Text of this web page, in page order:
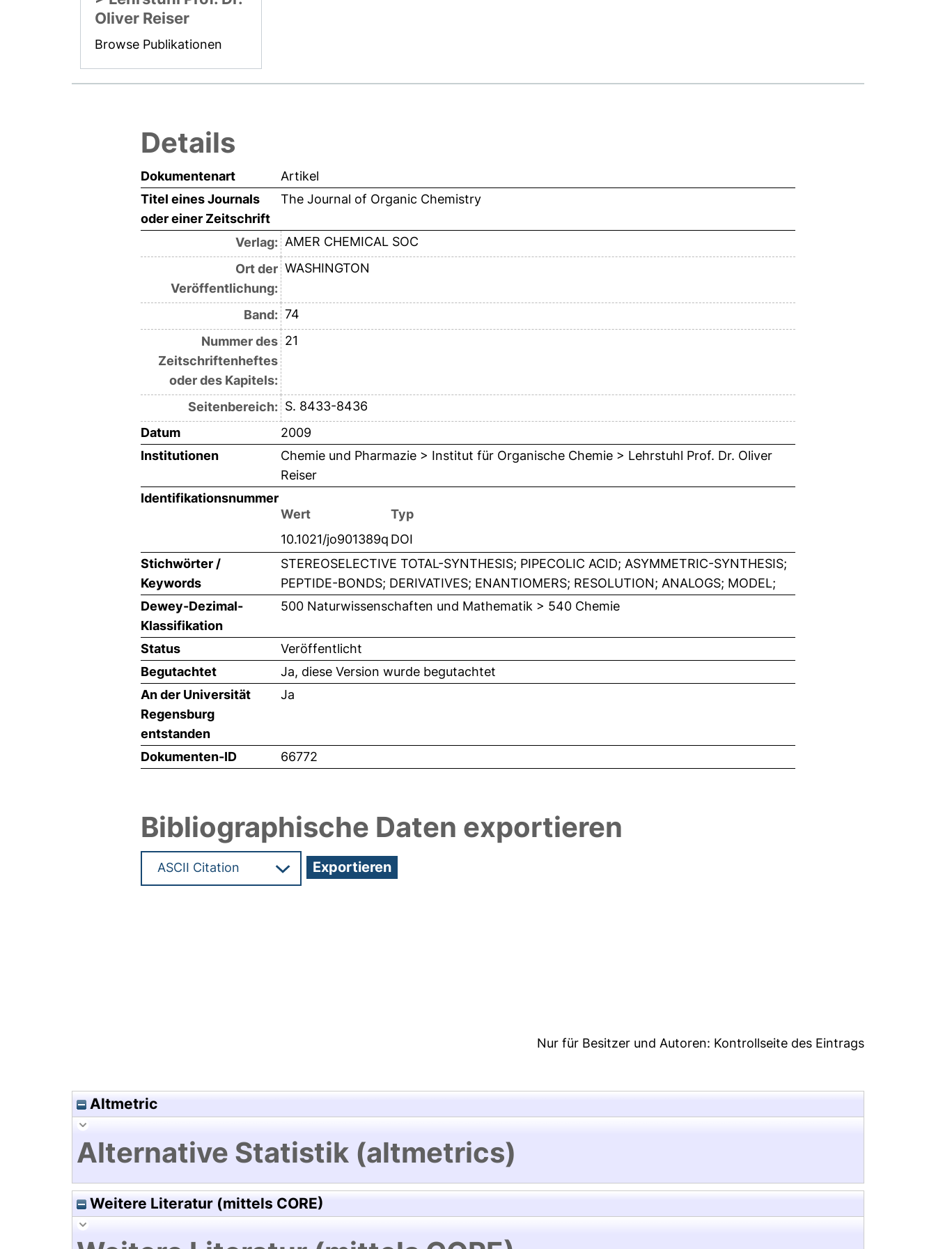
Oliver Reiser
Browse Publikationen
Details
Dokumentenart
Artikel
Titel eines Journals
oder einer Zeitschrift
The Journal of Organic Chemistry
Verlag: AMER CHEMICAL SOC
Ort der
Veröffentlichung:
WASHINGTON
Band: 74
Nummer des
Zeitschriftenheftes
oder des Kapitels:
21
Seitenbereich: S. 8433-8436
Datum
2009
Institutionen
Chemie und Pharmazie > Institut für Organische Chemie > Lehrstuhl Prof. Dr. Oliver
Reiser
Identifikationsnummer
Wert
Typ
10.1021/jo901389q DOI
Stichwörter /
Keywords
STEREOSELECTIVE TOTAL-SYNTHESIS; PIPECOLIC ACID; ASYMMETRIC-SYNTHESIS;
PEPTIDE-BONDS; DERIVATIVES; ENANTIOMERS; RESOLUTION; ANALOGS; MODEL;
Dewey-Dezimal-
Klassifikation
500 Naturwissenschaften und Mathematik > 540 Chemie
Status
Veröffentlicht
Begutachtet
Ja, diese Version wurde begutachtet
An der Universität
Regensburg
entstanden
Ja
Dokumenten-ID 66772
Bibliographische Daten exportieren
Nur für Besitzer und Autoren: Kontrollseite des Eintrags
Altmetric
Alternative Statistik (altmetrics)
Weitere Literatur (mittels CORE)